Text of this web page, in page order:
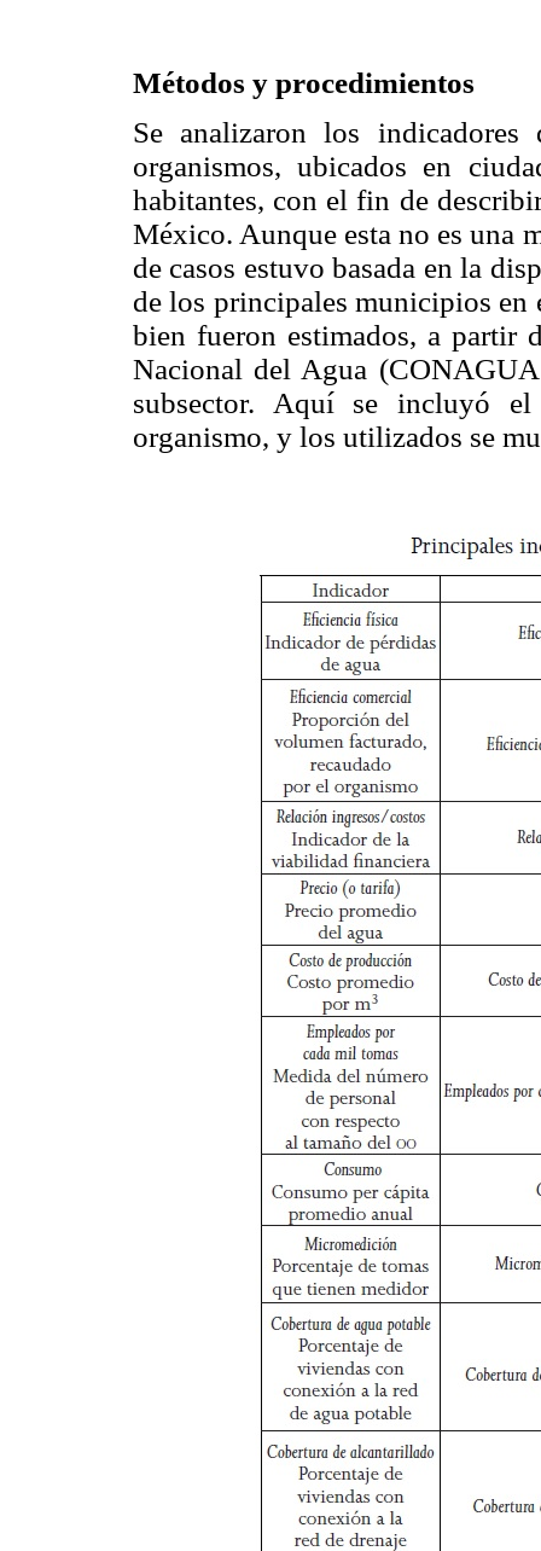
Métodos y procedimientos
Se analizaron los
organismos, ubicados en
habitantes, con el fin de
México. Aunque esta no es una
de casos estuvo basada en la
de los principales municipios en
bien fueron estimados, a partir
Nacional del Agua
subsector. Aquí se incluyó
organismo, y los utilizados se